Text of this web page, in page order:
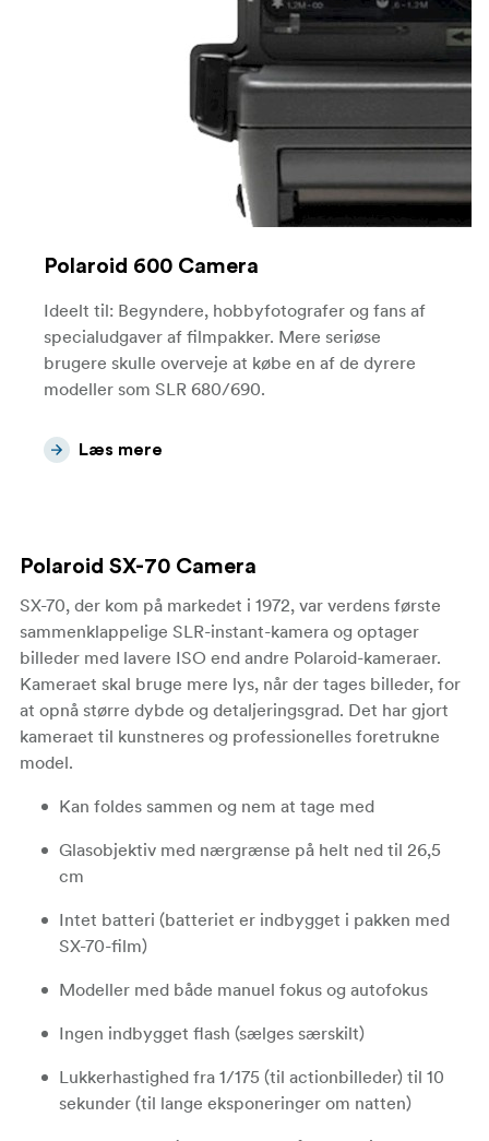
Polaroid 600 Camera
Ideelt til: Begyndere, hobbyfotografer og fans af
specialudgaver af filmpakker. Mere seriøse
brugere skulle overveje at købe en af de dyrere
modeller som SLR 680/690.
Læs mere
Polaroid SX-70 Camera
SX-70, der kom på markedet i 1972, var verdens første
sammenklappelige SLR-instant-kamera og optager
billeder med lavere ISO end andre Polaroid-kameraer.
Kameraet skal bruge mere lys, når der tages billeder, for
at opnå større dybde og detaljeringsgrad. Det har gjort
kameraet til kunstneres og professionelles foretrukne
model.
Kan foldes sammen og nem at tage med
Glasobjektiv med nærgrænse på helt ned til 26,5
cm
Intet batteri (batteriet er indbygget i pakken med
SX-70-film)
Modeller med både manuel fokus og autofokus
Ingen indbygget flash (sælges særskilt)
Lukkerhastighed fra 1/175 (til actionbilleder) til 10
sekunder (til lange eksponeringer om natten)